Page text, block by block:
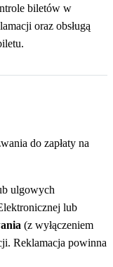
biletów w
oraz obsługą
do zapłaty na
ulgowych
lub
(z wyłączeniem
Reklamacja powinna